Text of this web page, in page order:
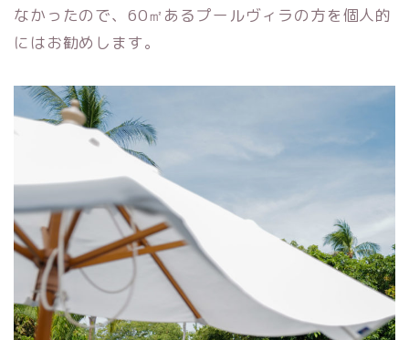
なかったので、60㎡あるプールヴィラの方を個人的
にはお勧めします。